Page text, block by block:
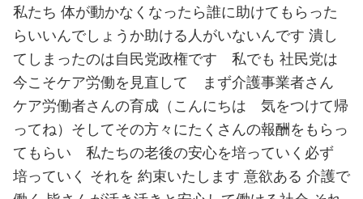
私たち 体が動かなくなったら誰に助けてもらった
らいいんでしょうか助ける人がいないんです 潰し
てしまったのは自民党政権です 私でも 社民党は
今こそケア労働を見直して まず介護事業者さん
ケア労働者さんの育成（こんにちは 気をつけて帰
ってね）そしてその方々にたくさんの報酬をもらっ
てもらい 私たちの老後の安心を培っていく必ず
培っていく それを 約束いたします 意欲ある 介護で